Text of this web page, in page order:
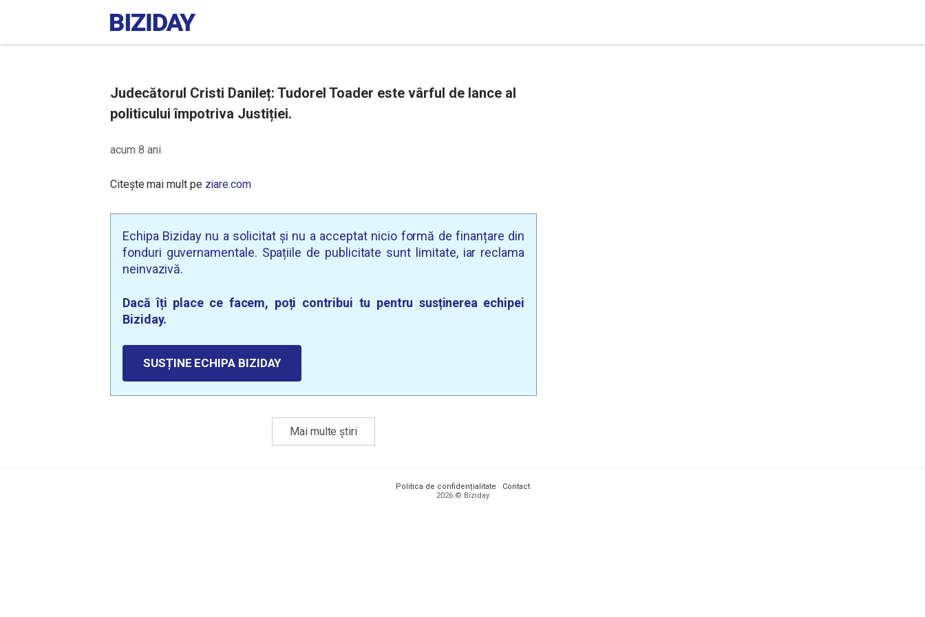
Judecătorul Cristi Danileț: Tudorel Toader este vârful de lance al
politicului împotriva Justiției.
acum 8 ani
Citește mai mult pe ziare.com
Echipa Biziday nu a solicitat și nu a acceptat nicio formă de finanțare din
fonduri guvernamentale. Spațiile de publicitate sunt limitate, iar reclama
neinvazivă.
Dacă îți place ce facem, poți contribui tu pentru susținerea echipei
Biziday.
SUSȚINE ECHIPA BIZIDAY
Mai multe știri
Politica de confidențialitate · Contact
2026 © Biziday